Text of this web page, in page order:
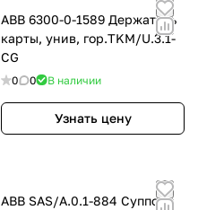
ABB 6300-0-1589 Держатель
карты, унив, гор.TKM/U.3.1-
CG
0 0 В наличии
Узнать цену
ABB SAS/A.0.1-884 Суппорт